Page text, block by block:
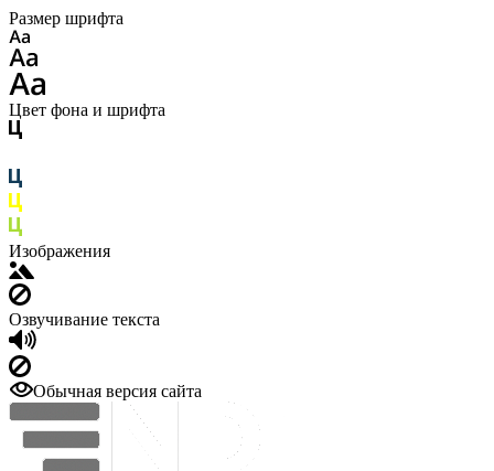
Размер шрифта
Цвет фона и шрифта
Изображения
Озвучивание текста
Обычная версия сайта